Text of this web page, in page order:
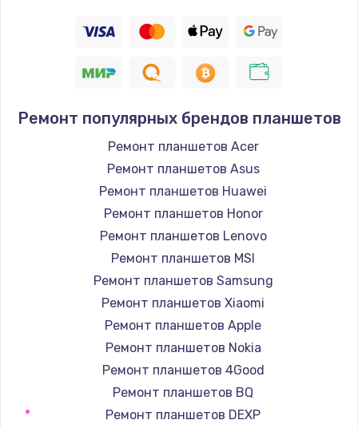
1400 руб.
Замена / ремонт электронного модуля
управления
600 руб.
Замена конфорки
1100 руб.
Замена платы сенсора
900 руб.
Замена регулятора режимов конфорки
Ремонт популярных брендов планшетов
Ремонт планшетов Acer
Ремонт планшетов Asus
Ремонт планшетов Huawei
Ремонт планшетов Honor
Ремонт планшетов Lenovo
Ремонт планшетов MSI
Ремонт планшетов Samsung
Ремонт планшетов Xiaomi
Ремонт планшетов Apple
Ремонт планшетов Nokia
Ремонт планшетов 4Good
Ремонт планшетов BQ
Ремонт планшетов DEXP